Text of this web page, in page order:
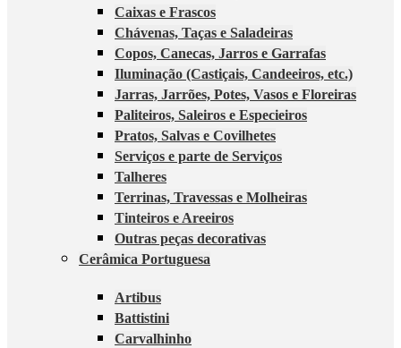
Caixas e Frascos
Chávenas, Taças e Saladeiras
Copos, Canecas, Jarros e Garrafas
Iluminação (Castiçais, Candeeiros, etc.)
Jarras, Jarrões, Potes, Vasos e Floreiras
Paliteiros, Saleiros e Especieiros
Pratos, Salvas e Covilhetes
Serviços e parte de Serviços
Talheres
Terrinas, Travessas e Molheiras
Tinteiros e Areeiros
Outras peças decorativas
Cerâmica Portuguesa
Artibus
Battistini
Carvalhinho